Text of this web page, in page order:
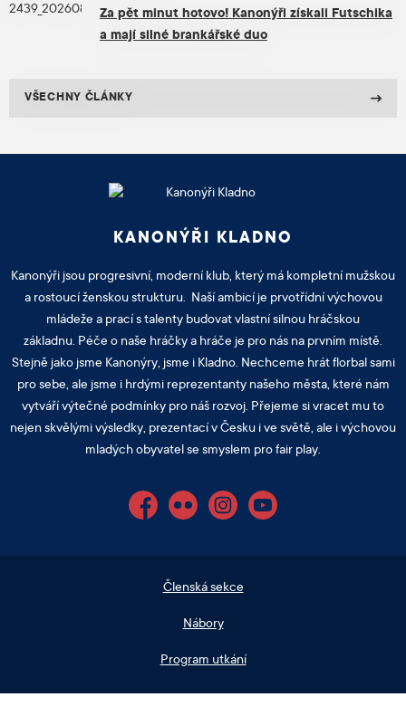
Za pět minut hotovo! Kanonýři získali Futschika
a mají silné brankářské duo
VŠECHNY ČLÁNKY
KANONÝŘI KLADNO
Kanonýři jsou progresivní, moderní klub, který má kompletní mužskou
a rostoucí ženskou strukturu. Naší ambicí je prvotřídní výchovou
mládeže a prací s talenty budovat vlastní silnou hráčskou
základnu. Péče o naše hráčky a hráče je pro nás na prvním místě.
Stejně jako jsme Kanonýry, jsme i Kladno. Nechceme hrát florbal sami
pro sebe, ale jsme i hrdými reprezentanty našeho města, které nám
vytváří výtečné podmínky pro náš rozvoj. Přejeme si vracet mu to
nejen skvělými výsledky, prezentací v Česku i ve světě, ale i výchovou
mladých obyvatel se smyslem pro fair play.
FacebookFlickr InstagramYouTube
Členská sekce
Nábory
Program utkání